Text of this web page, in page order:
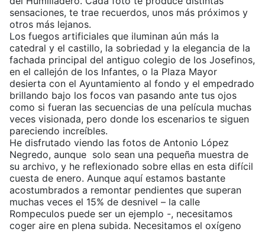
sensaciones, te trae recuerdos, unos más próximos y
otros más lejanos.
Los fuegos artificiales que iluminan aún más la
catedral y el castillo, la sobriedad y la elegancia de la
fachada principal del antiguo colegio de los Josefinos,
en el callejón de los Infantes, o la Plaza Mayor
desierta con el Ayuntamiento al fondo y el empedrado
brillando bajo los focos van pasando ante tus ojos
como si fueran las secuencias de una película muchas
veces visionada, pero donde los escenarios te siguen
pareciendo increíbles.
He disfrutado viendo las fotos de Antonio López
Negredo, aunque solo sean una pequeña muestra de
su archivo, y he reflexionado sobre ellas en esta difícil
cuesta de enero. Aunque aquí estamos bastante
acostumbrados a remontar pendientes que superan
muchas veces el 15% de desnivel – la calle
Rompeculos puede ser un ejemplo -, necesitamos
coger aire en plena subida. Necesitamos el oxígeno